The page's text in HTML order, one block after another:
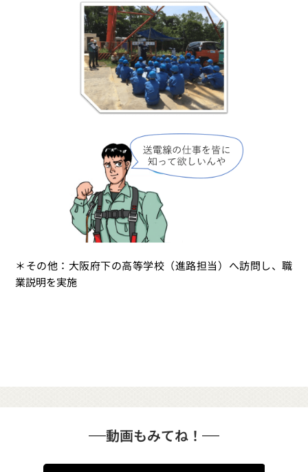
＊その他：大阪府下の高等学校（進路担当）へ訪問し、職
業説明を実施
動画もみてね！